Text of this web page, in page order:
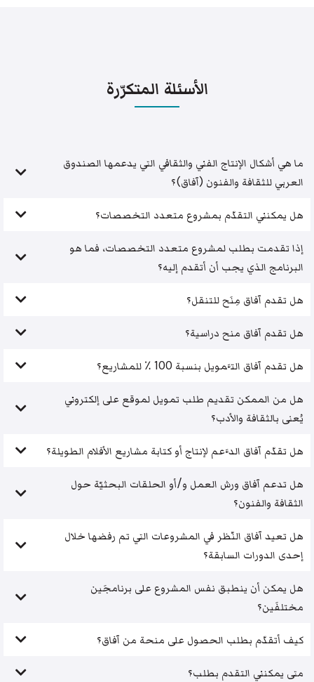
الأسئلة المتكرّرة
ما هي أشكال الإنتاج الفني والثقافي التي يدعمها الصندوق
العربي للثقافة والفنون (آفاق)؟
هل يمكنني التقدّم بمشروع متعدد التخصصات؟
إذا تقدمت بطلب لمشروع متعدد التخصصات، فما هو
البرنامج الذي يجب أن أتقدم إليه؟
هل تقدم آفاق مِنَح للتنقل؟
هل تقدم آفاق منح دراسية؟
هل تقدم آفاق التَّمويل بنسبة 100 ٪ للمشاريع؟
هل من الممكن تقديم طلب تمويل لموقع على إلكتروني
يُعنى بالثقافة والأدب؟
هل تقدّم آفاق الدَّعم لإنتاج أو كتابة مشاريع الأفلام الطويلة؟
هل تدعم آفاق ورش العمل و/أو الحلقات البحثيّة حول
الثقافة والفنون؟
هل تعيد آفاق النّظر في المشروعات التي تم رفضها خلال
إحدى الدورات السابقة؟
هل يمكن أن ينطبق نفس المشروع على برنامجَين
مختلفَين؟
كيف أتقدّم بطلب الحصول على منحة من آفاق؟
متى يمكنني التقدم بطلب؟